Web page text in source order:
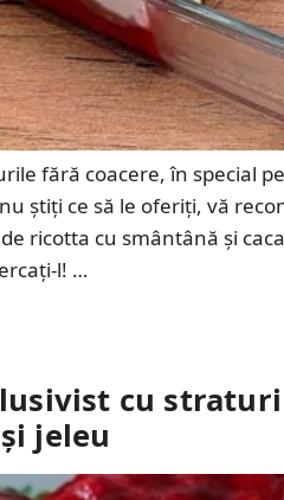
fără coacere, în special
știți ce să le oferiți, vă
ricotta cu smântână și
l! …
cu
jeleu